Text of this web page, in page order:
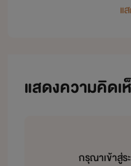
แ
แสดงความคิดเ
กรุณาเข้าสู่